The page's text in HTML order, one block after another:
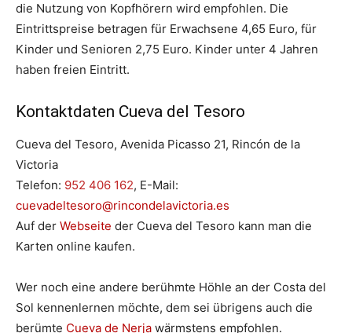
die Nutzung von Kopfhörern wird empfohlen. Die
Eintrittspreise betragen für Erwachsene 4,65 Euro, für
Kinder und Senioren 2,75 Euro. Kinder unter 4 Jahren
haben freien Eintritt.
Kontaktdaten Cueva del Tesoro
Cueva del Tesoro, Avenida Picasso 21, Rincón de la
Victoria
Telefon: 952 406 162, E-Mail:
cuevadeltesoro@rincondelavictoria.es
Auf der Webseite der Cueva del Tesoro kann man die
Karten online kaufen.
Wer noch eine andere berühmte Höhle an der Costa del
Sol kennenlernen möchte, dem sei übrigens auch die
berümte Cueva de Nerja wärmstens empfohlen.